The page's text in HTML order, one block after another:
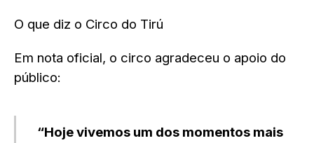
O que diz o Circo do Tirú
Em nota oficial, o circo agradeceu o apoio do
público:
“Hoje vivemos um dos momentos mais